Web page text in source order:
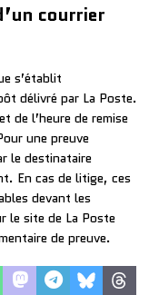
courrier
s’établit
délivré par La Poste.
de l’heure de remise
une preuve
le destinataire
En cas de litige, ces
devant les
le site de La Poste
de preuve.